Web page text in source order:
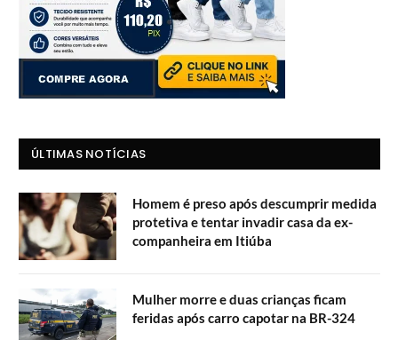
ÚLTIMAS NOTÍCIAS
Homem é preso após descumprir medida
protetiva e tentar invadir casa da ex-
companheira em Itiúba
Mulher morre e duas crianças ficam
feridas após carro capotar na BR-324